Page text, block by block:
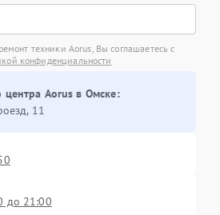
техники Aorus, Вы соглашаетесь с
конфиденциальности
центра Aorus в Омске:
11
до 21:00